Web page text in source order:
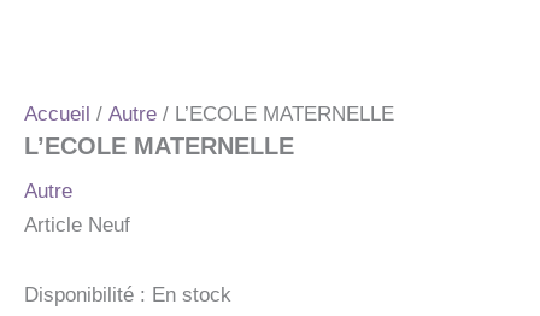
Accueil / Autre / L’ECOLE MATERNELLE
L’ECOLE MATERNELLE
Autre
Article Neuf
Disponibilité : En stock